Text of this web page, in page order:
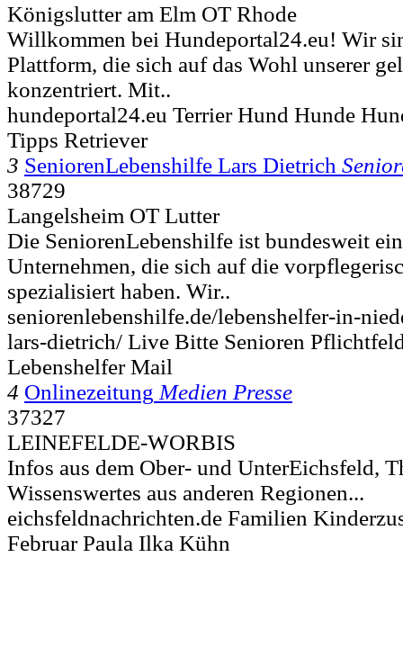
Königslutter am Elm OT Rhode
Willkommen bei Hundeportal24.eu! Wir
Plattform, die sich auf das Wohl unserer
konzentriert. Mit..
hundeportal24.eu Terrier Hund Hunde
Tipps Retriever
3 SeniorenLebenshilfe Lars Dietrich
38729
Langelsheim OT Lutter
Die SeniorenLebenshilfe ist bundesweit
Unternehmen, die sich auf die
spezialisiert haben. Wir..
seniorenlebenshilfe.de/lebenshelfer-in-
lars-dietrich/ Live Bitte Senioren
Lebenshelfer Mail
4 Onlinezeitung Medien Presse
37327
LEINEFELDE-WORBIS
Infos aus dem Ober- und UnterEichsfeld,
Wissenswertes aus anderen Regionen...
eichsfeldnachrichten.de Familien
Februar Paula Ilka Kühn